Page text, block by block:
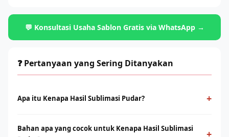
💬 Konsultasi Usaha Sablon Gratis via WhatsApp →
❓ Pertanyaan yang Sering Ditanyakan
Apa itu Kenapa Hasil Sublimasi Pudar? +
menggunakan panas dan tekanan untuk mentransfer tinta ke
Bahan apa yang cocok untuk Kenapa Hasil Sublimasi
+